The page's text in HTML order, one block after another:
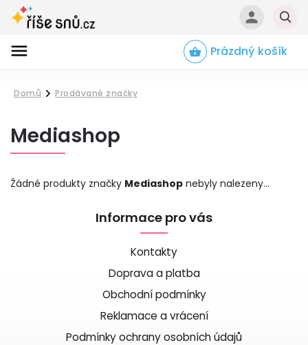
Prázdný košík
Domů
/
Prodávané značky
Mediashop
Žádné produkty značky Mediashop nebyly nalezeny...
Informace pro vás
Kontakty
Doprava a platba
Obchodní podmínky
Reklamace a vrácení
Podmínky ochrany osobních údajů